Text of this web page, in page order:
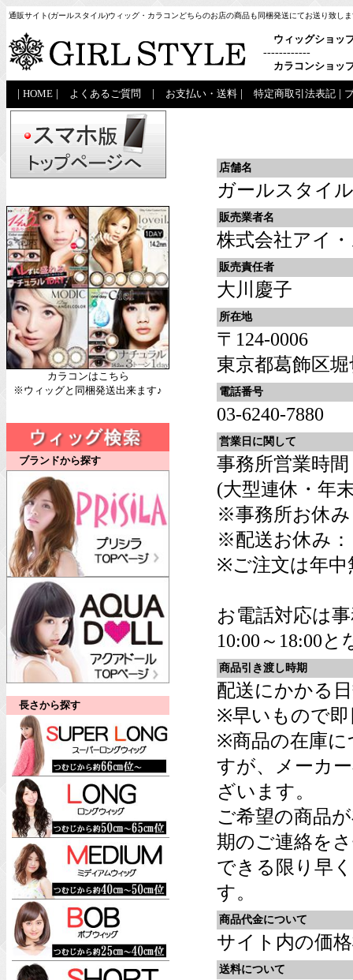
通販サイト(ガールスタイル)ウィッグ・カラコンどちらのお店の商品も同梱発送にてお送り致し
ウィッグショッ
------------
カラコンショッ
HOME よくあるご質問 お支払い・送料 特定商取引法表記
カラコンはこちら
※ウィッグと同梱発送出来ます♪
ブランドから探す
長さから探す
店舗名
ガールスタイル
販売業者名
株式会社アイ
販売責任者
大川慶子
所在地
〒124-0006
東京都葛飾区堀
電話番号
03-6240-7880
営業日に関して
事務所営業時間
(大型連休・年
※事務所お休
※配送お休み：
※ご注文は年中
お電話対応は
10:00～18:00と
商品引き渡し時期
配送にかかる
※早いもので即
※商品の在庫に
すが、メーカ
ざいます。
ご希望の商品
期のご連絡を
できる限り早
す。
商品代金について
サイト内の価
送料について